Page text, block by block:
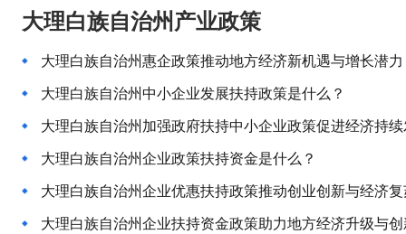
大理白族自治州产业政策
大理白族自治州惠企政策推动地方经济新机遇与增长潜力
大理白族自治州中小企业发展扶持政策是什么？
大理白族自治州加强政府扶持中小企业政策促进经济持
大理白族自治州企业政策扶持资金是什么？
大理白族自治州企业优惠扶持政策推动创业创新与经济
大理白族自治州企业扶持资金政策助力地方经济升级与